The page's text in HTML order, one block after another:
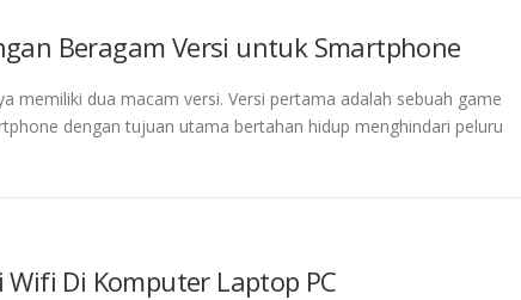
Beragam Versi untuk Smartphone
memiliki dua macam versi. Versi pertama adalah sebuah game
dengan tujuan utama bertahan hidup menghindari peluru
Di Komputer Laptop PC